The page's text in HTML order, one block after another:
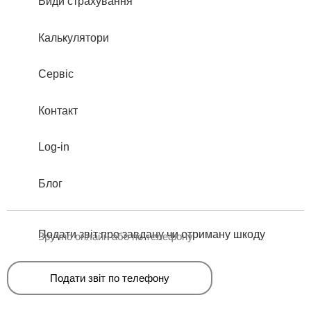
Калькулятори
Сервіс
Контакт
Log-in
Блог
Подати звіт про завдану чи отриману шкоду
Зручно онлайн або по телефону
Подати звіт по телефону